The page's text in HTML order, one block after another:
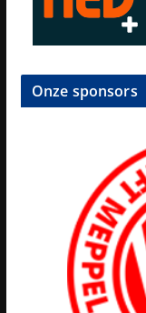
Onze sponsors